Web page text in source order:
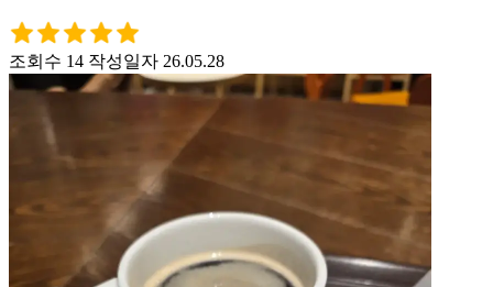
조회수 14 작성일자 26.05.28